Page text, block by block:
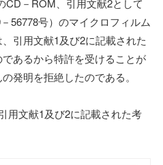
CD－ROM、引用文献2として
56778号）のマイクロフィルム
引用文献1及び2に記載された
あるから特許を受けることが
発明を拒絶したのである。
用文献1及び2に記載された考